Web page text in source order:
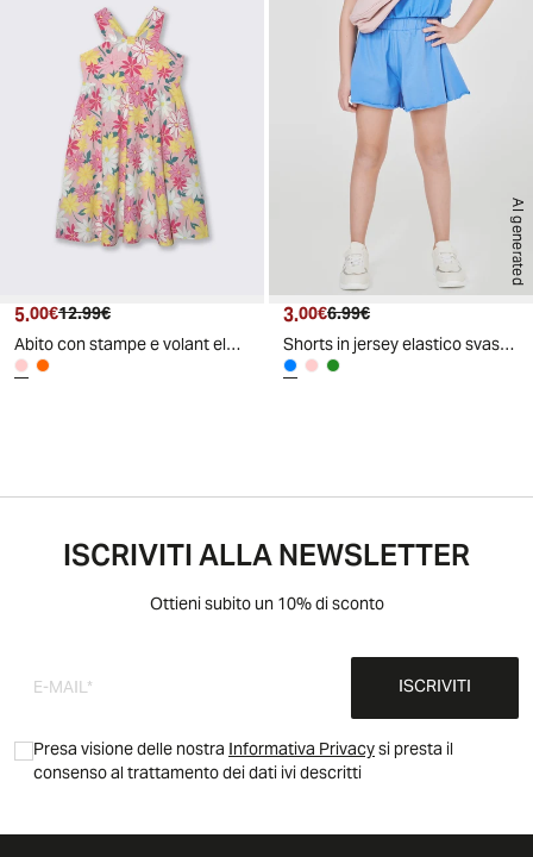
Prezzo attuale
5.00€ Prezzo originale
12.99€
Abito con stampe e volant eleganti - Rosa
AI generated
Prezzo attuale
3.00€ Prezzo originale
6.99€
Shorts in jersey elastico svasati - Azzurro cielo
ISCRIVITI ALLA NEWSLETTER
Ottieni subito un 10% di sconto
ISCRIVITI
Presa visione delle nostraInformativa Privacysi presta il
consenso al trattamento dei dati ivi descritti